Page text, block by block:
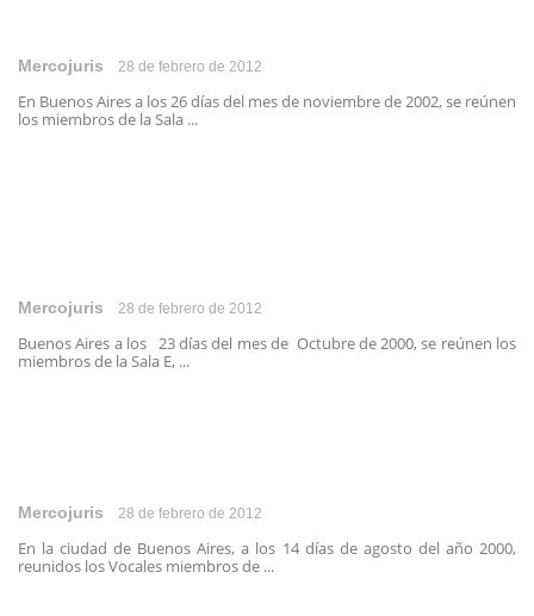
Mercojuris 28 de febrero de 2012
En Buenos Aires a los 26 días del mes de noviembre de 2002, se reúnen
los miembros de la Sala ...
Mercojuris 28 de febrero de 2012
Buenos Aires a los 23 días del mes de Octubre de 2000, se reúnen los
miembros de la Sala E, ...
Mercojuris 28 de febrero de 2012
En la ciudad de Buenos Aires, a los 14 días de agosto del año 2000,
reunidos los Vocales miembros de ...